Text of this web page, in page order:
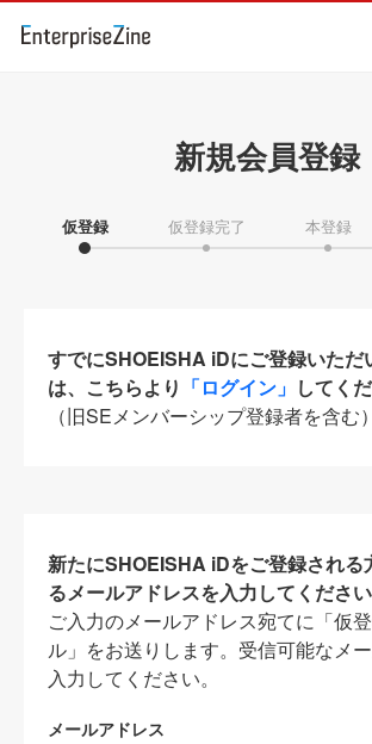
新規会員登録
仮登録 仮登録完了 本登録
すでにSHOEISHA iDにご登録いただ
は、こちらより 「ログイン」 してく
（旧SEメンバーシップ登録者を含む）
新たにSHOEISHA iDをご登録される
るメールアドレスを入力してください
ご入力のメールアドレス宛てに「仮
ル」をお送りします。受信可能なメ
入力してください。
メールアドレス